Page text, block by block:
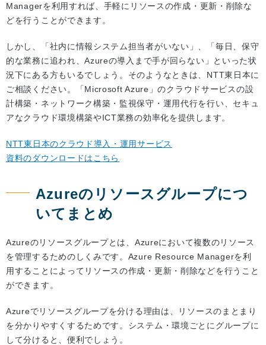
Managerを利用すれば、手軽にリソースの作成・更新・削除な
どを行うことができます。
しかし、「社内に情報システム担当者がいない」、「毎日、保守
的な業務に追われ、Azureの導入まで手が回らない」といった状
況下にある方もいるでしょう。そのようなときは、NTT東日本に
ご相談ください。「Microsoft Azure」のクラウドサービスの設
計構築・ネットワーク構築・監視保守・運用代行を行い、セキュ
アなクラウド環境構築やICT業務の効率化を提供します。
NTT東日本のクラウド導入・運用サービス
資料のダウンロードはこちら
Azureのリソースグループにつ
いてまとめ
Azureのリソースグループとは、Azureにおいて複数のリソース
を管理するためのしくみです。Azure Resource Managerを利
用することによってリソースの作成・更新・削除などを行うこと
ができます。
Azureでリソースグループを分ける理由は、リソースのまとまり
を分かりやすくするためです。システム・環境ごとにグループに
して分けると、便利でしょう。